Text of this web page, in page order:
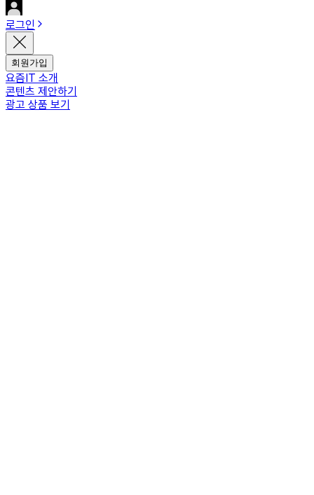
로그인
회원가입
요즘IT 소개
콘텐츠 제안하기
광고 상품 보기